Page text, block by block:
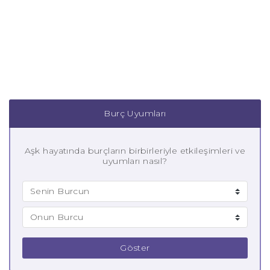
Burç Uyumları
Aşk hayatında burçların birbirleriyle etkileşimleri ve
uyumları nasıl?
Göster